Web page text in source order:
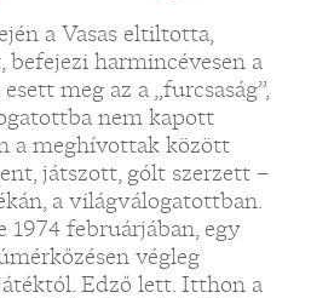
a Vasas eltiltotta,
harmincévesen a
meg az a „furcsaság”,
nem kapott
a meghívottak között
játszott, gólt szerzett –
a világválogatottban.
1974 februárjában, egy
végleg
Edző lett. Itthon a